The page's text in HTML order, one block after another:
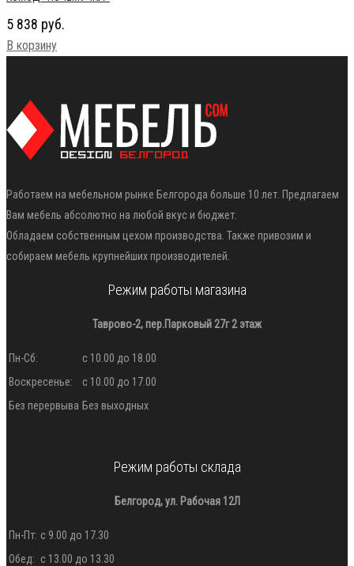
5 838 руб.
В корзину
Работаем на мебельном рынке Белгорода больше 10 лет. Предлагаем
Вам мебель абсолютно на любой вкус и бюджет.
Обладаем собственным цехом производства. Также привозим и
собираем мебель крупнейших производителей.
Режим работы магазина
Таврово-2, пер.Парковый 27г 2 этаж
Пн-Сб:
с 10.00 до 18.00
Воскресенье:
с 10.00 до 17.00
Без перервыва Без выходных
Режим работы склада
Белгород, ул. Рабочая 12Л
Пн-Пт: с 9.00 до 17.30
Обед: с 13.00 до 13.30